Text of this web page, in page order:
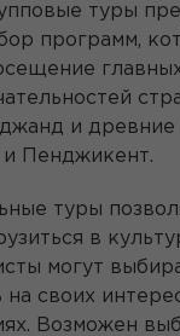
туры
программ,
и древние
Пенджикент.
туры
в
могут
на своих
Возможен